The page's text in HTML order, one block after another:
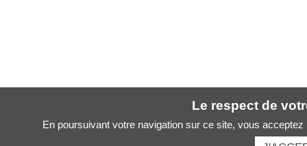
Le respect de
En poursuivant votre navigation sur ce site, vous